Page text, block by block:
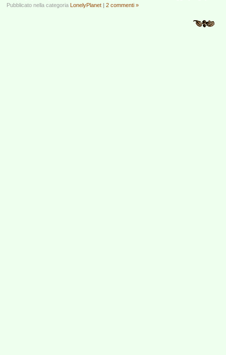
Pubblicato nella categoria LonelyPlanet | 2 commenti »